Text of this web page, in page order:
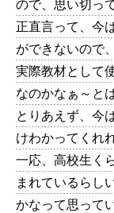
ので、思い切っ
正直言って、今
ができないので
実際教材として
なのかなぁ～と
とりあえず、今
けわかってくれ
一応、高校生く
まれているらし
かなって思って